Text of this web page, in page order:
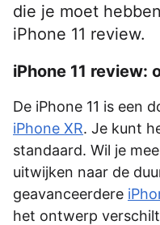
die je moet
iPhone 11 review.
iPhone 11 review:
De iPhone 11 is een
iPhone XR. Je kunt
standaard. Wil je
uitwijken naar de
geavanceerdere
het ontwerp